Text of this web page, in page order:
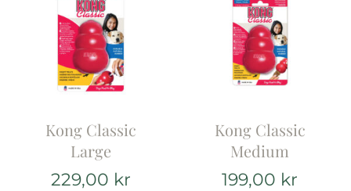
Kong Classic
Large
229,00 kr
Kong Classic
Medium
199,00 kr